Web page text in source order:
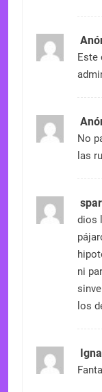
Este
No
las
dios
ni
los